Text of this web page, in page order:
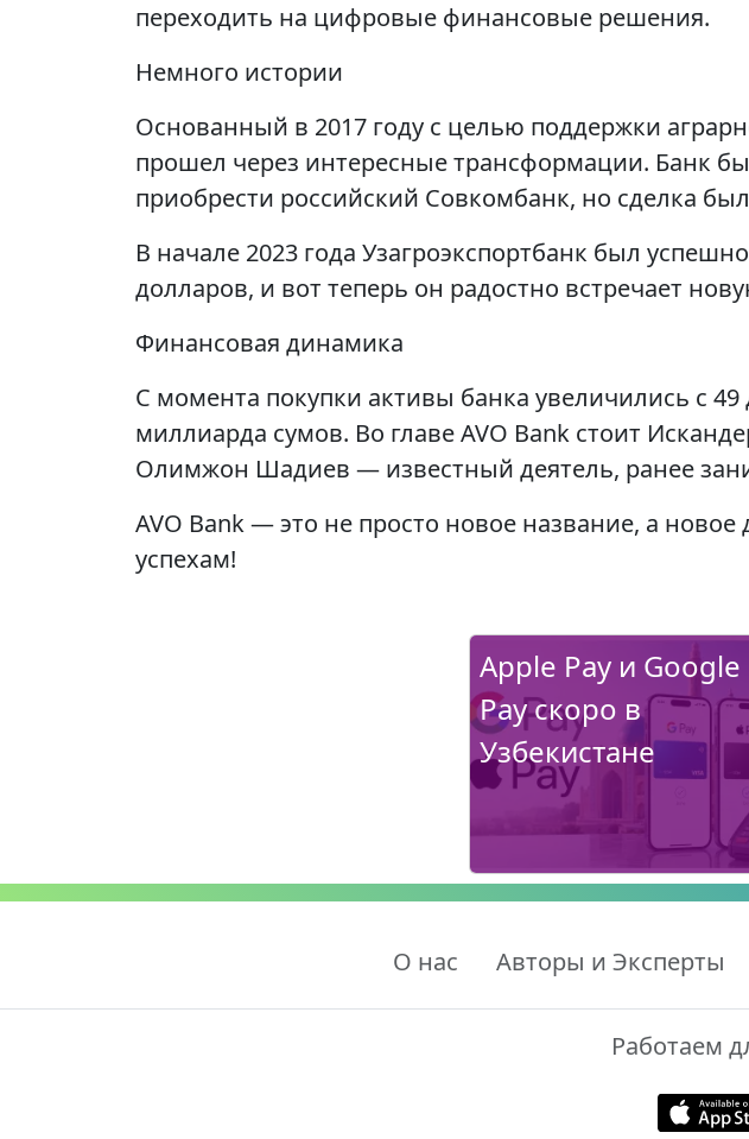
переходить на цифровые финансовые решения.
Немного истории
Основанный в 2017 году с целью поддержки
прошел через интересные трансформации. Банк
приобрести российский Совкомбанк, но сделка
В начале 2023 года Узагроэкспортбанк был
долларов, и вот теперь он радостно встречает
Финансовая динамика
С момента покупки активы банка увеличились с
миллиарда сумов. Во главе AVO Bank стоит
Олимжон Шадиев — известный деятель, ранее
AVO Bank — это не просто новое название, а
успехам!
Apple Pay и Google
Pay скоро в
Узбекистане
О нас Авторы и Эксперты
Работаем